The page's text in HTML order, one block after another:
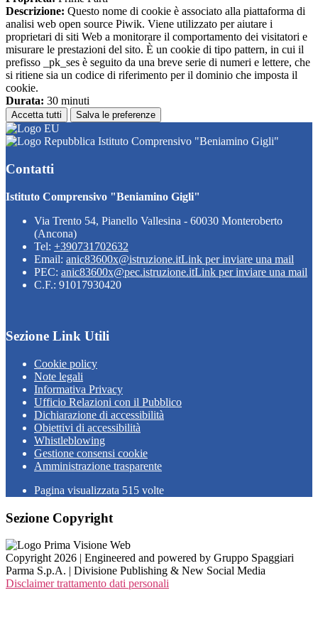
Descrizione: Questo nome di cookie è associato alla piattaforma di
analisi web open source Piwik. Viene utilizzato per aiutare i
proprietari di siti Web a monitorare il comportamento dei visitatori e
misurare le prestazioni del sito. È un cookie di tipo pattern, in cui il
prefisso _pk_ses è seguito da una breve serie di numeri e lettere, che
si ritiene sia un codice di riferimento per il dominio che imposta il
cookie.
Durata: 30 minuti
Accetta tutti Salva le preferenze
Istituto Comprensivo "Beniamino Gigli"
Contatti
Istituto Comprensivo "Beniamino Gigli"
Via Trento 54, Pianello Vallesina - 60030 Monteroberto
(Ancona)
Tel: +390731702632
Email: anic83600x@istruzione.itLink per inviare una mail
PEC: anic83600x@pec.istruzione.itLink per inviare una mail
C.F.: 91017930420
Sezione Link Utili
Cookie policy
Note legali
Informativa Privacy
Ufficio Relazioni con il Pubblico
Dichiarazione di accessibilità
Obiettivi di accessibilità
Whistleblowing
Gestione consensi cookie
Amministrazione trasparente
Pagina visualizzata 515 volte
Sezione Copyright
Copyright 2026 | Engineered and powered by Gruppo Spaggiari
Parma S.p.A. | Divisione Publishing & New Social Media
Disclaimer trattamento dati personali